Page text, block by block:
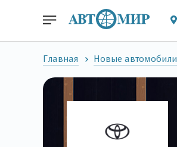
Главная Новые автомобили